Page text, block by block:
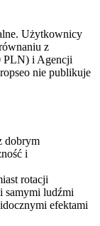
Użytkownicy
z
PLN) i Agencji
nie publikuje
dobrym
i
rotacji
samymi ludźmi
efektami